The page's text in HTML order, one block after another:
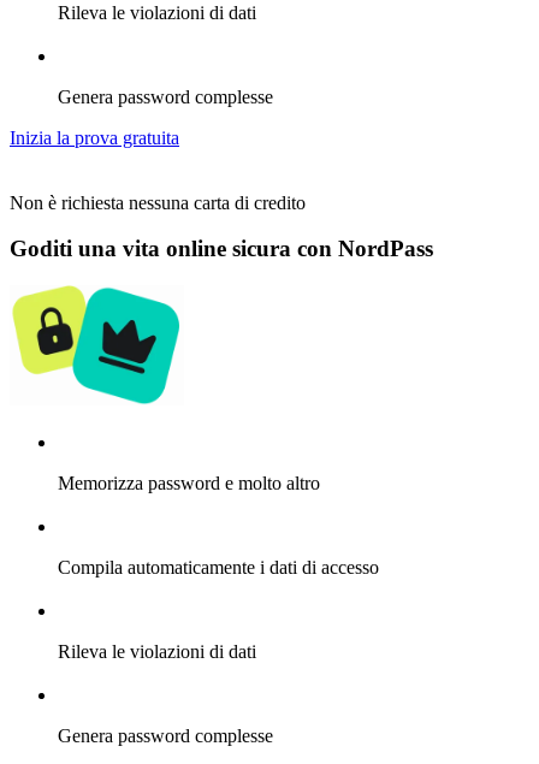
Rileva le violazioni di dati
Genera password complesse
Inizia la prova gratuita
Non è richiesta nessuna carta di credito
Goditi una vita online sicura con NordPass
Memorizza password e molto altro
Compila automaticamente i dati di accesso
Rileva le violazioni di dati
Genera password complesse